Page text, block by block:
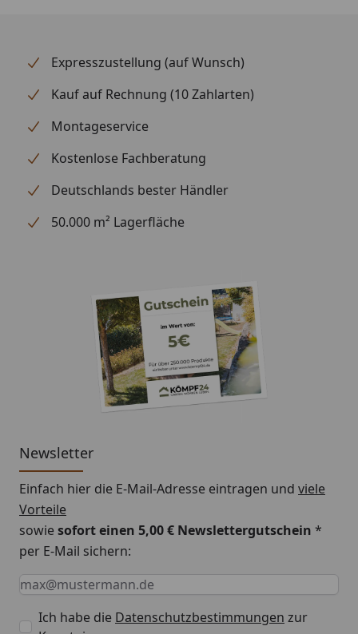
Expresszustellung (auf Wunsch)
Kauf auf Rechnung (10 Zahlarten)
Montageservice
Kostenlose Fachberatung
Deutschlands bester Händler
50.000 m² Lagerfläche
Newsletter
Einfach hier die E-Mail-Adresse eintragen und viele
Vorteile
sowiesofort einen 5,00 € Newslettergutschein *
per E-Mail sichern:
Keine Eingabe erforderlich
Eingabe erforderlich
E-Mail *
Ich habe die Datenschutzbestimmungen zur